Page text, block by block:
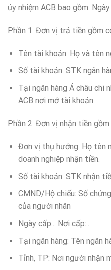
ủy nhiệm ACB bao gồm:
Phần 1: Đơn vị trả tiền gồm
Tên tài khoản: Họ và tên
Số tài khoản: STK ngân
Tại ngân hàng Á châu chi
ACB nơi mở tài khoản
Phần 2: Đơn vị nhận tiền gồm
Đơn vị thụ hưởng: Họ tên
doanh nghiệp nhận tiền.
Số tài khoản: STK nhận
CMND/Hộ chiếu: Số
của người nhân
Ngày cấp:.. Nơi cấp:..
Tại ngân hàng: Tên ngân
Tỉnh, TP: Nơi người nhận